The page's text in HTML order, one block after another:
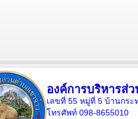
องค์การบริหารส่
เลขที่ 55 หมู่ที่ 5 บ้านกร
โทรศัพท์ 098-8655010